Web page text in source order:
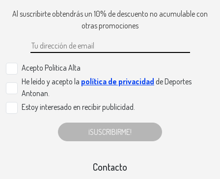
Al suscribirte obtendrás un 10% de descuento no acumulable con
otras promociones
Acepto Politica Alta
He leído y acepto la política de privacidad de Deportes
Antonan.
Estoy interesado en recibir publicidad.
¡SUSCRIBIRME!
Contacto